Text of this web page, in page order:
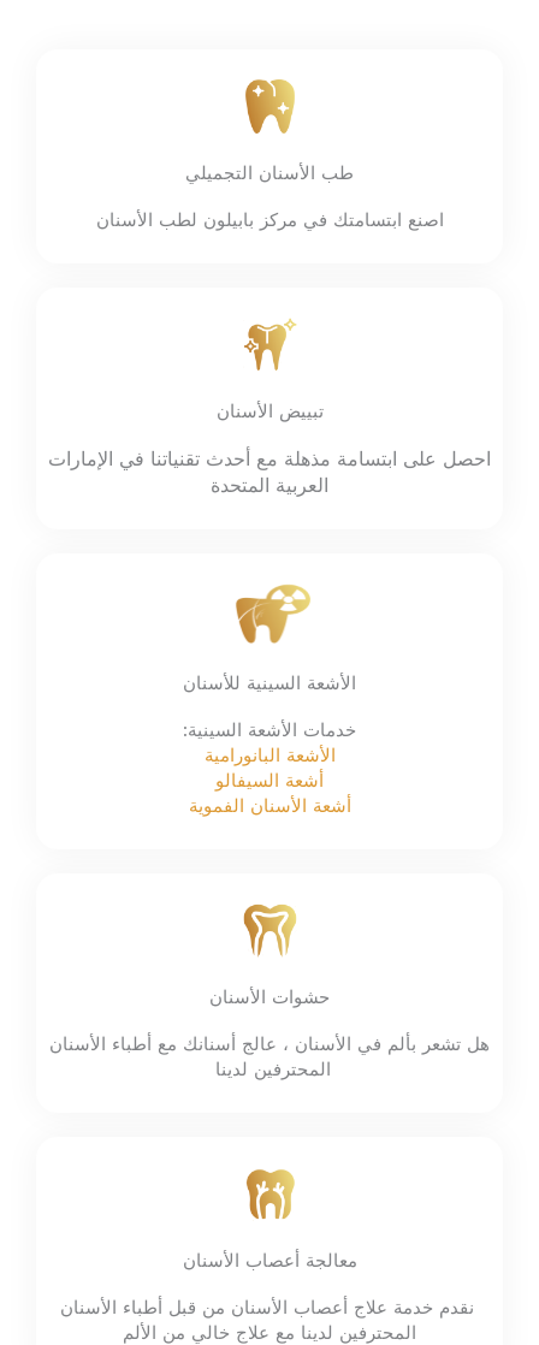
طب الأسنان التجميلي
اصنع ابتسامتك في مركز بابيلون لطب الأسنان
تبييض الأسنان
احصل على ابتسامة مذهلة مع أحدث تقنياتنا في الإمارات
العربية المتحدة
الأشعة السينية للأسنان
خدمات الأشعة السينية:
الأشعة البانورامية
أشعة السيفالو
أشعة الأسنان الفموية
حشوات الأسنان
هل تشعر بألم في الأسنان ، عالج أسنانك مع أطباء الأسنان
المحترفين لدينا
معالجة أعصاب الأسنان
نقدم خدمة علاج أعصاب الأسنان من قبل أطباء الأسنان
المحترفين لدينا مع علاج خالي من الألم